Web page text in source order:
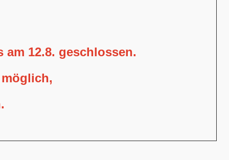
12.8. geschlossen.